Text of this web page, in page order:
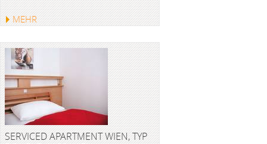
MEHR
SERVICED APARTMENT WIEN, TYP